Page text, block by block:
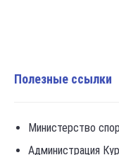
Полезные ссылки
Министерство
Администрация